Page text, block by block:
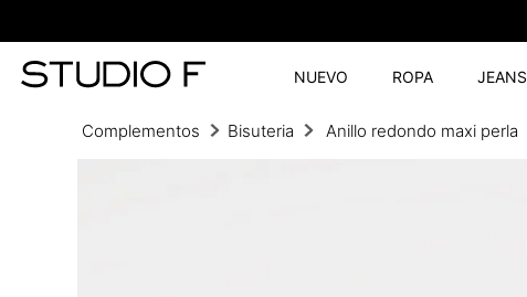
NUEVO ROPA JEANS
Complementos Bisuteria Anillo redondo maxi perla